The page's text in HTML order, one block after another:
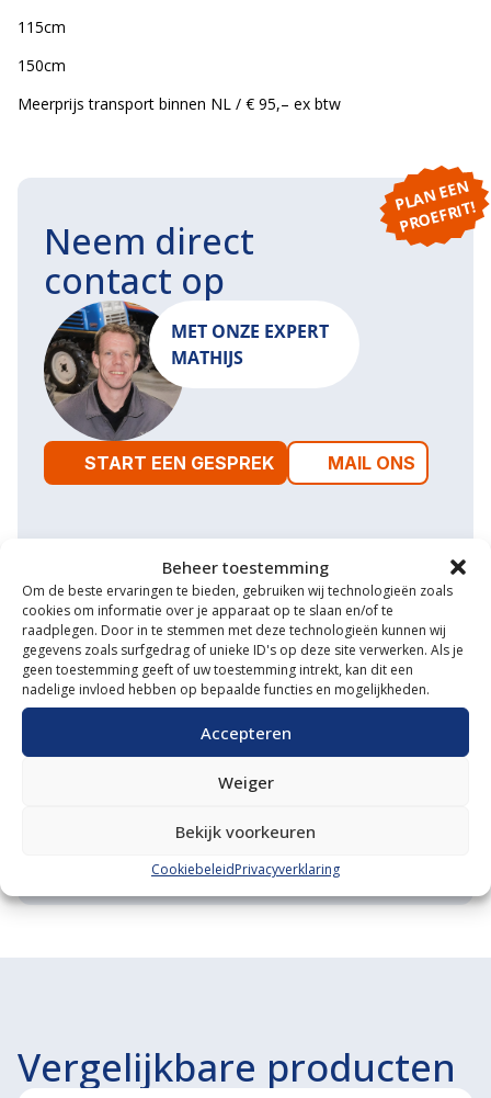
Beheer toestemming
Om de beste ervaringen te bieden, gebruiken wij technologieën zoals
cookies om informatie over je apparaat op te slaan en/of te
raadplegen. Door in te stemmen met deze technologieën kunnen wij
gegevens zoals surfgedrag of unieke ID's op deze site verwerken. Als je
geen toestemming geeft of uw toestemming intrekt, kan dit een
nadelige invloed hebben op bepaalde functies en mogelijkheden.
Accepteren
Weiger
Bekijk voorkeuren
CookiebeleidPrivacyverklaring
115cm
150cm
Meerprijs transport binnen NL / € 95,– ex btw
P
L
A
N
E
E
N
P
R
O
E
F
RI
T!
Neem direct
contact op
MET ONZE EXPERT
MATHIJS
START EEN GESPREK MAIL ONS
Waarom VM Service
Uitgebreide showroom
Eigen transportservice
Diverse aanbouwwerktuigen
Grootste in kleine tractoren
Vergelijkbare producten